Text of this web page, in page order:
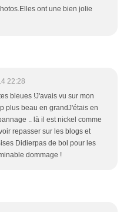
ont une bien jolie
22:28
bleues !J'avais vu sur mon
plus beau en grandJ'étais en
.. là il est nickel comme
repasser sur les blogs et
Didierpas de bol pour les
dommage !